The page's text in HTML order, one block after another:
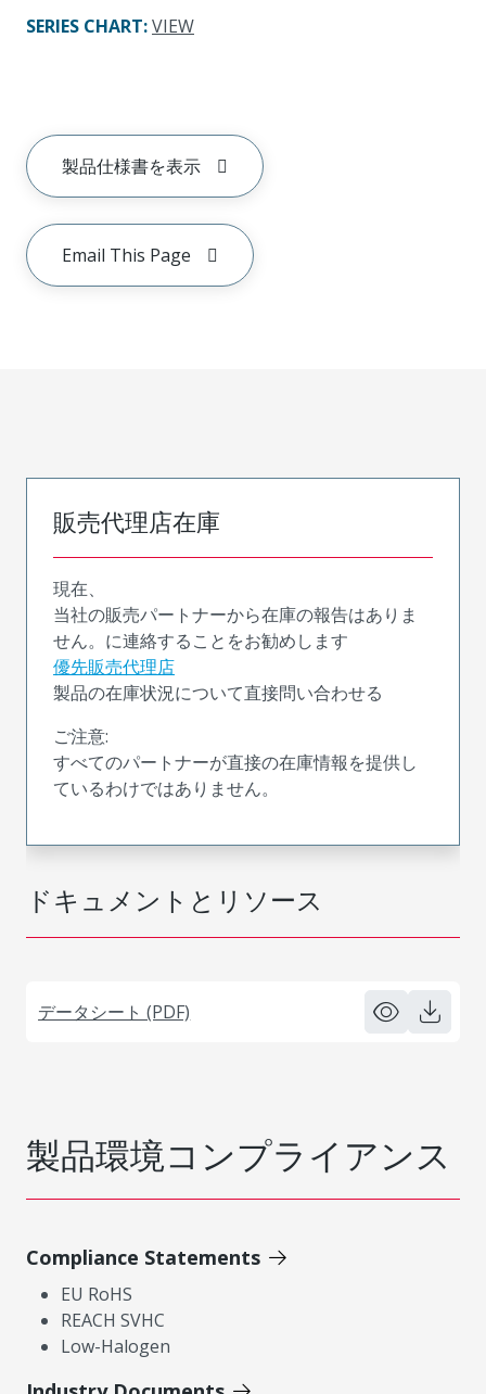
SERIES CHART:VIEW
製品仕様書を表示
Email This Page
ドキュメントとリソース
データシート (PDF)
販売代理店在庫
現在、
当社の販売パートナーから在庫の報告はありま
せん。に連絡することをお勧めします
優先販売代理店
製品の在庫状況について直接問い合わせる
ご注意:
すべてのパートナーが直接の在庫情報を提供し
ているわけではありません。
製品環境コンプライアンス
Compliance Statements
EU RoHS
REACH SVHC
Low-Halogen